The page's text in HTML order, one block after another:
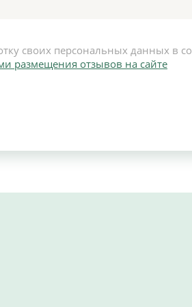
своих персональных данных в
размещения отзывов на сайте